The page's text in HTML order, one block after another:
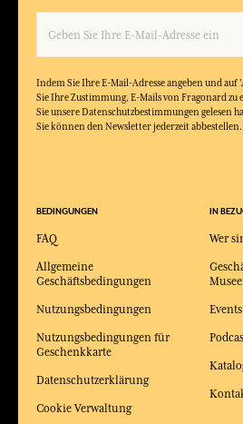
Indem Sie Ihre E-Mail-Adresse angeben und
Sie Ihre Zustimmung, E-Mails von Fragonard zu
Sie unsere Datenschutzbestimmungen gelesen
Sie können den Newsletter jederzeit abbestellen.
BEDINGUNGEN
FAQ
Allgemeine
Geschäftsbedingungen
Nutzungsbedingungen
Nutzungsbedingungen für
Geschenkkarte
Datenschutzerklärung
Cookie Verwaltung
IN
Wer
Events